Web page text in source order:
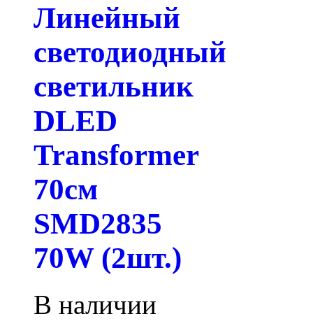
Линейный
светодиодный
светильник
DLED
Transformer
70см
SMD2835
70W (2шт.)
В наличии